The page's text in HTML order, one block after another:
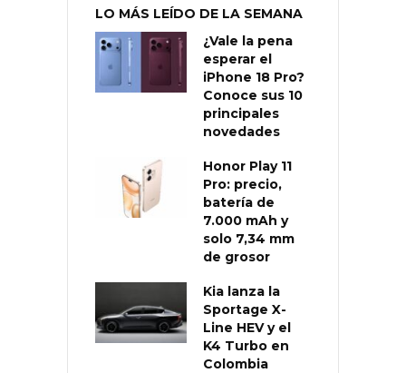
LO MÁS LEÍDO DE LA SEMANA
¿Vale la pena
esperar el
iPhone 18 Pro?
Conoce sus 10
principales
novedades
Honor Play 11
Pro: precio,
batería de
7.000 mAh y
solo 7,34 mm
de grosor
Kia lanza la
Sportage X-
Line HEV y el
K4 Turbo en
Colombia